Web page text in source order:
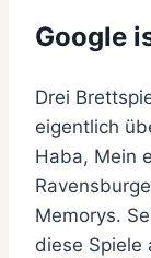
Google
Drei
eigentlich
Haba, Mein
Memorys.
diese Spiele